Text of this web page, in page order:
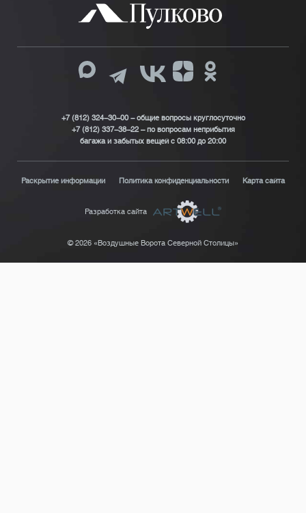
+7 (812) 324-30-00 - общие вопросы круглосуточно
+7 (812) 337-38-22 – по вопросам неприбытия
багажа и забытых вещей с 08:00 до 20:00
Раскрытие информации Политика конфиденциальности Карта сайта
Разработка сайта
© 2026 «Воздушные Ворота Северной Столицы»